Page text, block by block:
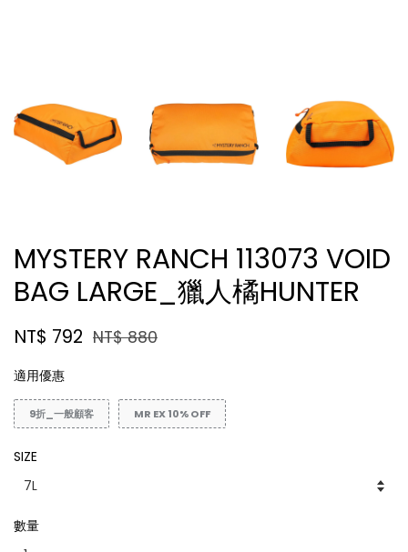
MYSTERY RANCH 113073 VOID
BAG LARGE_獵人橘HUNTER
NT$ 792 NT$ 880
適用優惠
9折_一般顧客 MR EX 10% OFF
SIZE
數量